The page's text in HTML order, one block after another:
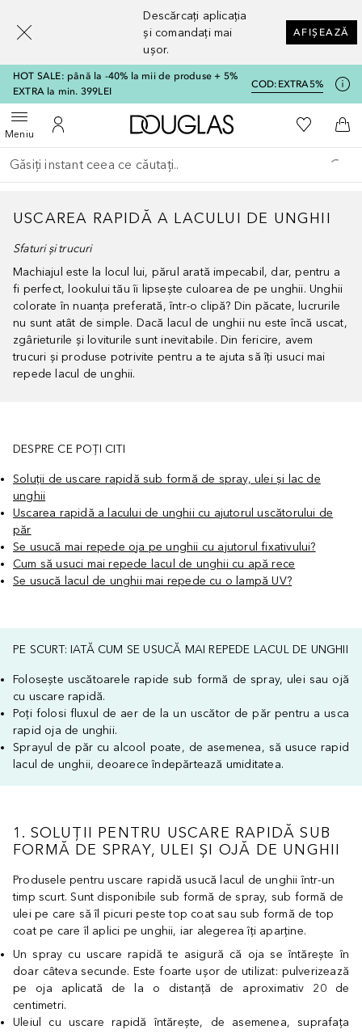
Descărcați aplicația
și comandați mai
ușor.
AFIȘEAZĂ
HOT SALE: până la -40% la mii de produse + 5%
EXTRA la min. 399LEI
COD: EXTRA5%
MeniuDeschide meniulCătre Contul meu
Către pagina principală
Către
Înapoi
Executați căutarea
USCAREA RAPIDĂ A LACULUI DE UNGHII
Sfaturi și trucuri
Machiajul este la locul lui, părul arată impecabil, dar, pentru a
fi perfect, lookului tău îi lipsește culoarea de pe unghii. Unghii
colorate în nuanța preferată, într-o clipă? Din păcate, lucrurile
nu sunt atât de simple. Dacă lacul de unghii nu este încă uscat,
zgârieturile și loviturile sunt inevitabile. Din fericire, avem
trucuri și produse potrivite pentru a te ajuta să îți usuci mai
repede lacul de unghii.
DESPRE CE POȚI CITI
Soluții de uscare rapidă sub formă de spray, ulei și lac de
unghii
Uscarea rapidă a lacului de unghii cu ajutorul uscătorului de
păr
Se usucă mai repede oja pe unghii cu ajutorul fixativului?
Cum să usuci mai repede lacul de unghii cu apă rece
Se usucă lacul de unghii mai repede cu o lampă UV?
PE SCURT: IATĂ CUM SE USUCĂ MAI REPEDE LACUL DE UNGHII
Folosește uscătoarele rapide sub formă de spray, ulei sau ojă
cu uscare rapidă.
Poți folosi fluxul de aer de la un uscător de păr pentru a usca
rapid oja de unghii.
Sprayul de păr cu alcool poate, de asemenea, să usuce rapid
lacul de unghii, deoarece îndepărtează umiditatea.
1. SOLUȚII PENTRU USCARE RAPIDĂ SUB
FORMĂ DE SPRAY, ULEI ȘI OJĂ DE UNGHII
Produsele pentru uscare rapidă usucă lacul de unghii într-un
timp scurt. Sunt disponibile sub formă de spray, sub formă de
ulei pe care să îl picuri peste top coat sau sub formă de top
coat pe care îl aplici pe unghii, iar alegerea îți aparține.
Un spray cu uscare rapidă te asigură că oja se întărește în
doar câteva secunde. Este foarte ușor de utilizat: pulverizează
pe oja aplicată de la o distanță de aproximativ 20 de
centimetri.
Uleiul cu uscare rapidă întărește, de asemenea, suprafața